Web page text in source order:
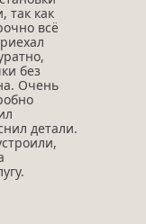
так как
всё
без
Очень
детали.